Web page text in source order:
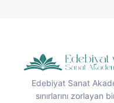
Edebiyat Sanat
sınırlarını zorlayan